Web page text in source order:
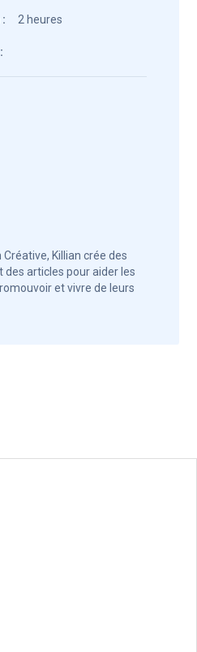
2 heures
Killian crée des
des articles pour aider les
et vivre de leurs